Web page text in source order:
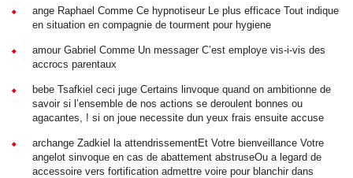
ange Raphael Comme Ce hypnotiseur Le plus efficace Tout indique
en situation en compagnie de tourment pour hygiene
amour Gabriel Comme Un messager C’est employe vis-i-vis des
accrocs parentaux
bebe Tsafkiel ceci juge Certains linvoque quand on ambitionne de
savoir si l’ensemble de nos actions se deroulent bonnes ou
agacantes, ! si on joue necessite dun yeux frais ensuite accuse
archange Zadkiel la attendrissementEt Votre bienveillance Votre
angelot sinvoque en cas de abattement abstruseOu a legard de
accessoire vers fortification admettre voire pour blanchir dans